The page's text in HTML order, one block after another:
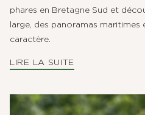
phares en Bretagne Sud et
large, des panoramas maritimes
caractère.
LIRE LA SUITE